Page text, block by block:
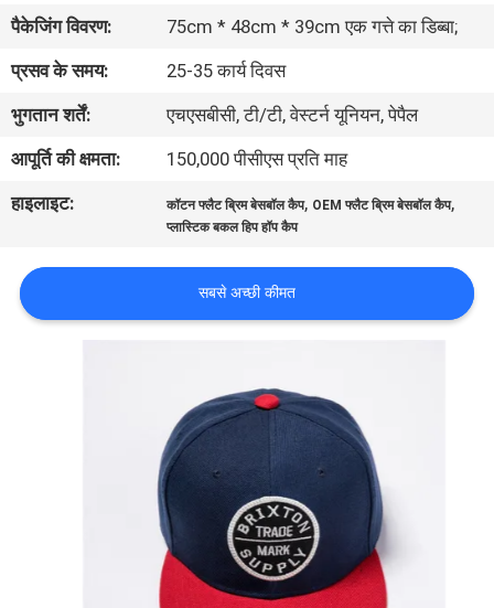
गुणवत्ता
नियंत्रण
संपर्क
मामलों
पैकेजिंग विवरण:
75cm * 48cm * 39cm एक गत्ते का डिब्बा;
प्रसव के समय:
25-35 कार्य दिवस
भुगतान शर्तें:
एचएसबीसी, टी/टी, वेस्टर्न यूनियन, पेपैल
आपूर्ति की क्षमता:
150,000 पीसीएस प्रति माह
हाइलाइट:
कॉटन फ्लैट ब्रिम बेसबॉल कैप, OEM फ्लैट ब्रिम बेसबॉल कैप,
प्लास्टिक बकल हिप हॉप कैप
सबसे अच्छी कीमत